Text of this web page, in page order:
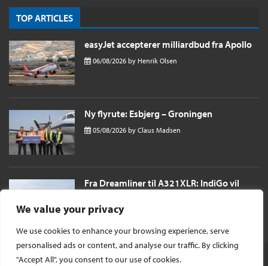
We value your privacy
We use cookies to enhance your browsing experience, serve
personalised ads or content, and analyse our traffic. By clicking
"Accept All", you consent to our use of cookies.
TOP ARTICLES
easyJet accepterer milliardbud fra Apollo
06/08/2026 by Henrik Olsen
Ny flyrute: Esbjerg – Groningen
05/08/2026 by Claus Madsen
Fra Dreamliner til A321XLR: IndiGo vil
sende passagerer næsten 11 timer til
London i et single aisle fly
© Ophavsret 2026 -InsideFlyer DK